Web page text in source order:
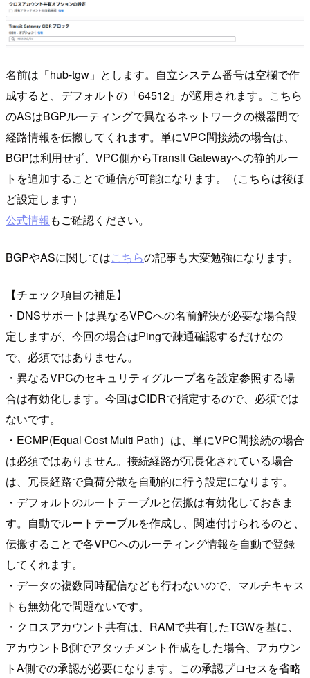
名前は「hub-tgw」とします。自立システム番号は空欄で作
成すると、デフォルトの「64512」が適用されます。こちら
のASはBGPルーティングで異なるネットワークの機器間で
経路情報を伝搬してくれます。単にVPC間接続の場合は、
BGPは利用せず、VPC側からTransit Gatewayへの静的ルー
トを追加することで通信が可能になります。（こちらは後ほ
ど設定します）
公式情報 もご確認ください。
BGPやASに関してはこちらの記事も大変勉強になります。
【チェック項目の補足】
・DNSサポートは異なるVPCへの名前解決が必要な場合設
定しますが、今回の場合はPingで疎通確認するだけなの
で、必須ではありません。
・異なるVPCのセキュリティグループ名を設定参照する場
合は有効化します。今回はCIDRで指定するので、必須では
ないです。
・ECMP(Equal Cost Multi Path）は、単にVPC間接続の場合
は必須ではありません。接続経路が冗長化されている場合
は、冗長経路で負荷分散を自動的に行う設定になります。
・デフォルトのルートテーブルと伝搬は有効化しておきま
す。自動でルートテーブルを作成し、関連付けられるのと、
伝搬することで各VPCへのルーティング情報を自動で登録
してくれます。
・データの複数同時配信なども行わないので、マルチキャス
トも無効化で問題ないです。
・クロスアカウント共有は、RAMで共有したTGWを基に、
アカウントB側でアタッチメント作成をした場合、アカウン
トA側での承認が必要になります。この承認プロセスを省略